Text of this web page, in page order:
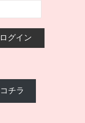
チラ